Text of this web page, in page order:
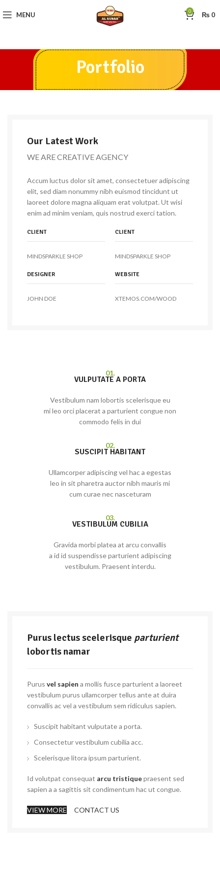
MENU 0 ₨ 0
Portfolio
Our Latest Work
WE ARE CREATIVE AGENCY
Accum luctus dolor sit amet, consectetuer adipiscing
elit, sed diam nonummy nibh euismod tincidunt ut
laoreet dolore magna aliquam erat volutpat. Ut wisi
enim ad minim veniam, quis nostrud exerci tation.
CLIENT
MINDSPARKLE SHOP
CLIENT
MINDSPARKLE SHOP
DESIGNER
JOHN DOE
WEBSITE
XTEMOS.COM/WOOD
01.
VULPUTATE A PORTA
Vestibulum nam lobortis scelerisque eu
mi leo orci placerat a parturient congue non
commodo felis in dui
02.
SUSCIPIT HABITANT
Ullamcorper adipiscing vel hac a egestas
leo in sit pharetra auctor nibh mauris mi
cum curae nec nasceturam
03.
VESTIBULUM CUBILIA
Gravida morbi platea at arcu convallis
a id id suspendisse parturient adipiscing
vestibulum. Praesent interdu.
Purus lectus scelerisque parturient
lobortis namar
Purus vel sapien a mollis fusce parturient a laoreet
vestibulum purus ullamcorper tellus ante at duira
convallis ac vel a vestibulum sem ridiculus sapien.
Suscipit habitant vulputate a porta.
Consectetur vestibulum cubilia acc.
Scelerisque litora ipsum parturient.
Id volutpat consequat arcu tristiquepraesent sed
sapien a a sagittis sit condimentum hac ut congue.
VIEW MORE CONTACT US